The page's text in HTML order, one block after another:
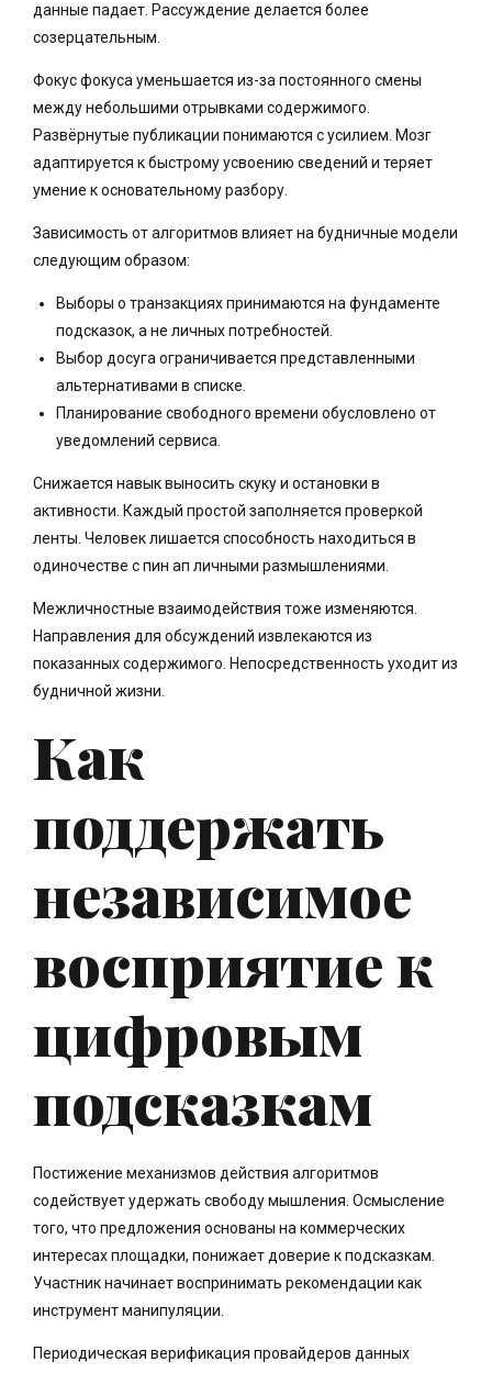
данные падает. Рассуждение делается более
созерцательным.
Фокус фокуса уменьшается из-за постоянного смены
между небольшими отрывками содержимого.
Развёрнутые публикации понимаются с усилием. Мозг
адаптируется к быстрому усвоению сведений и теряет
умение к основательному разбору.
Зависимость от алгоритмов влияет на будничные модели
следующим образом:
Выборы о транзакциях принимаются на фундаменте
подсказок, а не личных потребностей.
Выбор досуга ограничивается представленными
альтернативами в списке.
Планирование свободного времени обусловлено от
уведомлений сервиса.
Снижается навык выносить скуку и остановки в
активности. Каждый простой заполняется проверкой
ленты. Человек лишается способность находиться в
одиночестве с пин ап личными размышлениями.
Межличностные взаимодействия тоже изменяются.
Направления для обсуждений извлекаются из
показанных содержимого. Непосредственность уходит из
будничной жизни.
Как
поддержать
независимое
восприятие к
цифровым
подсказкам
Постижение механизмов действия алгоритмов
содействует удержать свободу мышления. Осмысление
того, что предложения основаны на коммерческих
интересах площадки, понижает доверие к подсказкам.
Участник начинает воспринимать рекомендации как
инструмент манипуляции.
Периодическая верификация провайдеров данных